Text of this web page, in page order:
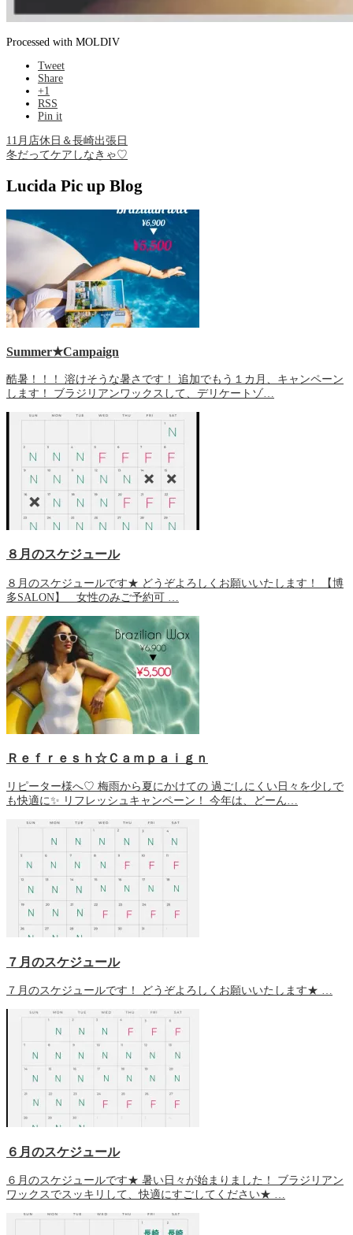
Processed with MOLDIV
Tweet
Share
+1
RSS
Pin it
11月店休日＆長崎出張日
冬だってケアしなきゃ♡
Lucida Pic up Blog
Summer★Campaign
酷暑！！！ 溶けそうな暑さです！ 追加でもう１カ月、キャンペーン
します！ ブラジリアンワックスして、デリケートゾ…
８月のスケジュール
８月のスケジュールです★ どうぞよろしくお願いいたします！ 【博
多SALON】 女性のみご予約可 …
Ｒｅｆｒｅｓｈ☆Ｃａｍｐａｉｇｎ
リピーター様へ♡ 梅雨から夏にかけての 過ごしにくい日々を少しで
も快適に✨ リフレッシュキャンペーン！ 今年は、どーん…
７月のスケジュール
７月のスケジュールです！ どうぞよろしくお願いいたします★ …
６月のスケジュール
６月のスケジュールです★ 暑い日々が始まりました！ ブラジリアン
ワックスでスッキリして、快適にすごしてください★ …